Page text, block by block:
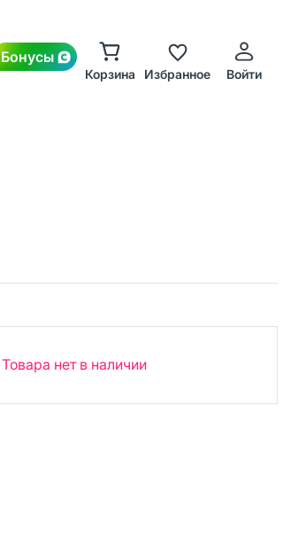
Бонусы
Корзина Избранное Войти
Товара нет в наличии